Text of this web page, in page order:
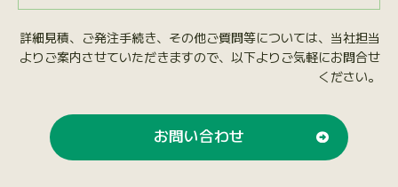
詳細見積、ご発注手続き、その他ご質問等については、当社担当
よりご案内させていただきますので、以下よりご気軽にお問合せ
ください。
お問い合わせ